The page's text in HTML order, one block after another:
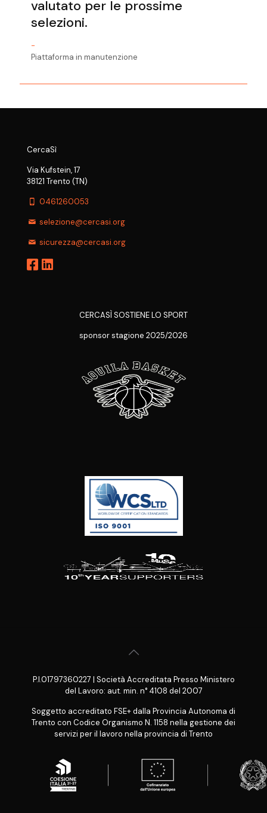
valutato per le prossime
selezioni.
-
Piattaforma in manutenzione
CercaSì
Via Kufstein, 17
38121 Trento (TN)
0461260053
selezione@cercasi.org
sicurezza@cercasi.org
CERCASÌ SOSTIENE LO SPORT
sponsor stagione 2025/2026
P.I.01797360227 | Società Accreditata Presso Ministero
del Lavoro: aut. min. n° 4108 del 2007
Soggetto accreditato FSE+ dalla Provincia Autonoma di
Trento con Codice Organismo N. 1158 nella gestione dei
servizi per il lavoro nella provincia di Trento